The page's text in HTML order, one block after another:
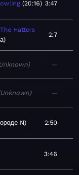
20:16 3:47
The Hatters
2:7
—
Unknown —
N 2:50
3:46